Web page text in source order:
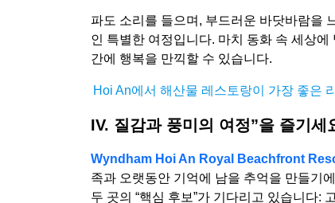
파도 소리를 들으며, 부드러운 바닷바람을
인 특별한 여정입니다. 마치 동화 속 세상
간에 행복을 만끽할 수 있습니다.
Hoi An에서 해산물 레스토랑이 가장 좋은
IV. 질감과 풍미의 여정”을 즐기세
Wyndham Hoi An Royal Beachfront
족과 오랫동안 기억에 남을 추억을 만들기
두 곳의 “핵심 후보”가 기다리고 있습니다: